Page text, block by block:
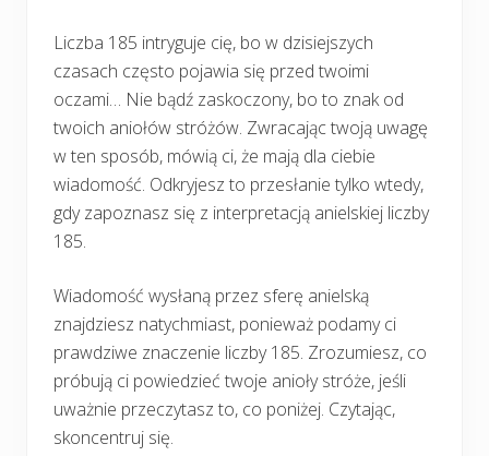
Liczba 185 intryguje cię, bo w dzisiejszych
czasach często pojawia się przed twoimi
oczami… Nie bądź zaskoczony, bo to znak od
twoich aniołów stróżów. Zwracając twoją uwagę
w ten sposób, mówią ci, że mają dla ciebie
wiadomość. Odkryjesz to przesłanie tylko wtedy,
gdy zapoznasz się z interpretacją anielskiej liczby
185.
Wiadomość wysłaną przez sferę anielską
znajdziesz natychmiast, ponieważ podamy ci
prawdziwe znaczenie liczby 185. Zrozumiesz, co
próbują ci powiedzieć twoje anioły stróże, jeśli
uważnie przeczytasz to, co poniżej. Czytając,
skoncentruj się.